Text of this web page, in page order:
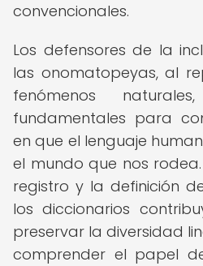
convencionales.
Los defensores de la
las onomatopeyas, al
fenómenos
fundamentales para
en que el lenguaje
el mundo que nos
registro y la definición
los diccionarios
preservar la diversidad
comprender el papel